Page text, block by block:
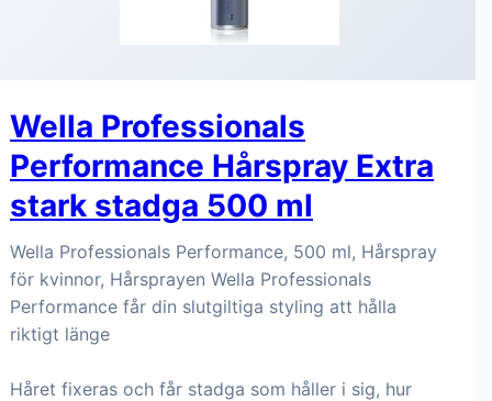
Wella Professionals
Performance Hårspray Extra
stark stadga 500 ml
Wella Professionals Performance, 500 ml, Hårspray
för kvinnor, Hårsprayen Wella Professionals
Performance får din slutgiltiga styling att hålla
riktigt länge
Håret fixeras och får stadga som håller i sig, hur